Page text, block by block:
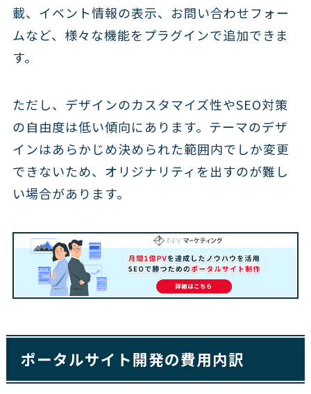
載、イベント情報の表示、お問い合わせフォー
ムなど、様々な機能をプラグインで追加できま
す。
ただし、デザインのカスタマイズ性やSEO対策
の自由度は低い傾向にあります。テーマのデザ
インはあらかじめ決められた範囲内でしか変更
できないため、オリジナリティを出すのが難し
い場合があります。
ポータルサイト開発の費用内訳